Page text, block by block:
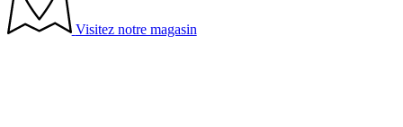
Visitez notre magasin